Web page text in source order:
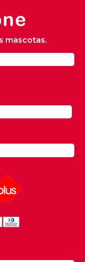
mascotas.